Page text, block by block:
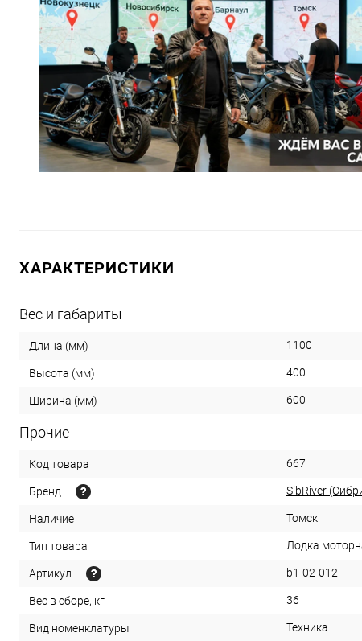
ХАРАКТЕРИСТИКИ
Вес и габариты
Длина (мм) 1100
Высота (мм) 400
Ширина (мм) 600
Прочие
Код товара 667
Бренд SibRiver
Наличие Томск
Тип товара Лодка
Артикул b1-02-012
Вес в сборе, кг 36
Вид номенклатуры Техника